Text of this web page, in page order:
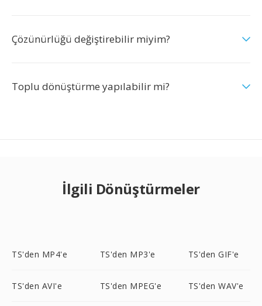
Çözünürlüğü değiştirebilir miyim?
Toplu dönüştürme yapılabilir mi?
İlgili Dönüştürmeler
TS'den MP4'e TS'den MP3'e TS'den GIF'e
TS'den AVI'e TS'den MPEG'e TS'den WAV'e